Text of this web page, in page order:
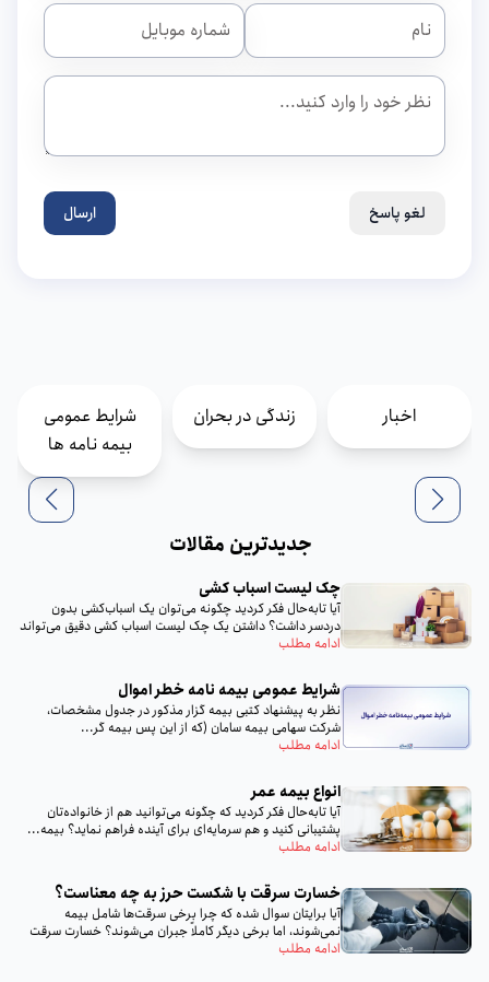
لغو پاسخ ارسال
اخبار زندگی در بحران
شرایط عمومی
بیمه نامه ها
جدیدترین مقالات
چک لیست اسباب‌ کشی
آیا تا‌به‌حال فکر کردید چگونه می‌توان یک اسباب‌کشی بدون
دردسر داشت؟ داشتن یک چک لیست اسباب‌ کشی دقیق می‌تواند
تمام...
ادامه مطلب
شرایط عمومی بیمه‌ نامه خطر اموال
نظر به پيشنهاد كتبى بيمه گزار مذكور در جدول مشخصات،
شركت سهامى بيمه سامان (كه از اين پس بيمه گر...
ادامه مطلب
انواع بیمه عمر
آیا تا‌به‌حال فکر کردید که چگونه می‌توانید هم از خانواده‌تان
پشتیبانی کنید و هم سرمایه‌ای برای آینده فراهم نماید؟ بیمه...
ادامه مطلب
خسارت سرقت با شکست حرز به چه معناست؟
آیا برایتان سوال شده که چرا برخی سرقت‌ها شامل بیمه
نمی‌شوند، اما برخی دیگر کاملاً جبران می‌شوند؟ خسارت سرقت
با...
ادامه مطلب